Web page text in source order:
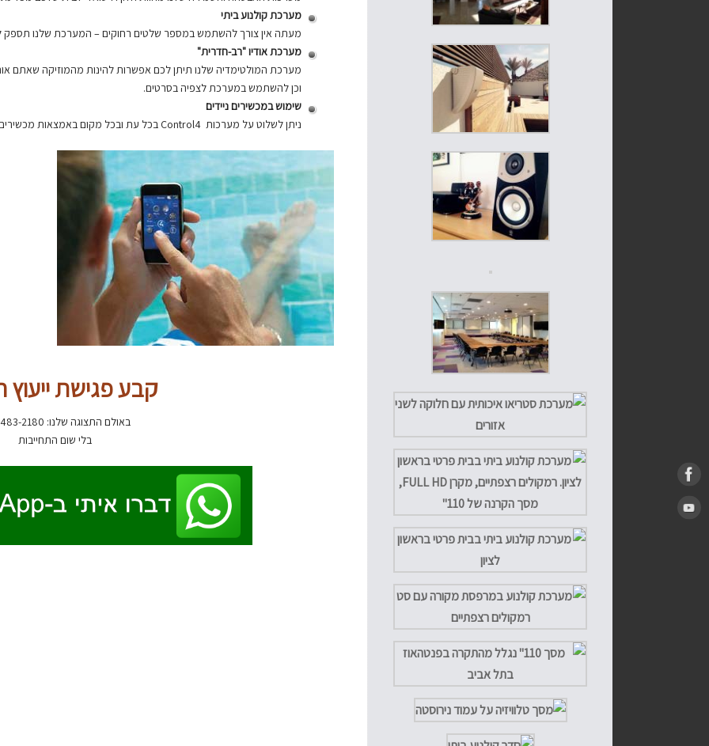
מערכת קולנוע ביתי
מעתה אין צורך להשתמש במספר שלטים רחוקים – המערכת שלנו תספק
מערכת אודיו "רב-חדרית"
מערכת המולטימדיה שלנו תיתן לכם אפשרות להינות מהמוזיקה שאתם
וכן להשתמש במערכת לצפיה בסרטים.
שימוש במכשירים ניידים
ניתן לשלוט על מערכות Control4 בכל עת ובכל מקום באמצאות מכשירים ניידים, כגון סמארטפונים ומחשבי טאבלט.
קבע פגישת ייעוץ
באולם התצוגה שלנו: 054-483-2180
בלי שום התחייבות